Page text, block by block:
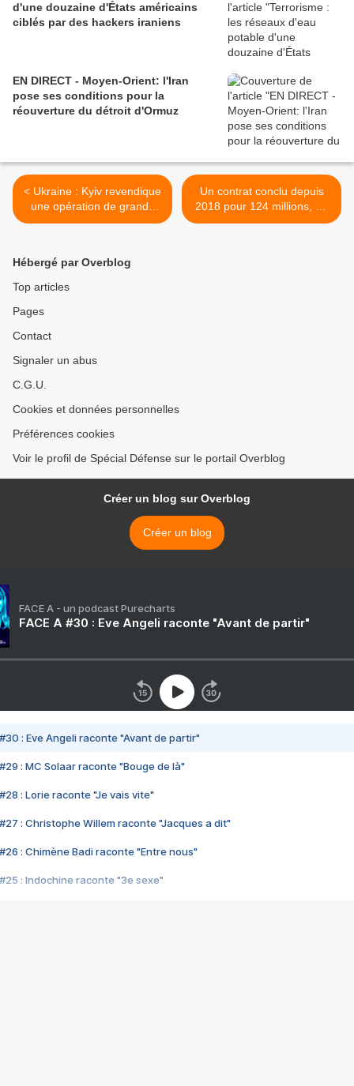
d'une douzaine d'États américains
ciblés par des hackers iraniens
EN DIRECT - Moyen-Orient: l'Iran
pose ses conditions pour la
réouverture du détroit d'Ormuz
< Ukraine : Kyiv revendique
une opération de grande
ampleur sur 23 cibles
propagande russe...
Un contrat conclu depuis
2018 pour 124 millions, 95
% du montant déjà versé
Hébergé par Overblog
Top articles
Pages
Contact
Signaler un abus
C.G.U.
Cookies et données personnelles
Préférences cookies
Voir le profil de Spécial Défense sur le portail Overblog
Créer un blog sur Overblog
Créer un blog
FACE A - un podcast Purecharts
FACE A #30 : Eve Angeli raconte "Avant de partir"
#30 : Eve Angeli raconte "Avant de partir"
#29 : MC Solaar raconte "Bouge de là"
#28 : Lorie raconte "Je vais vite"
#27 : Christophe Willem raconte "Jacques a dit"
#26 : Chimène Badi raconte "Entre nous"
#25 : Indochine raconte "3e sexe"